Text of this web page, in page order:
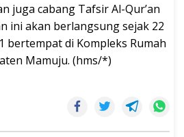
juga cabang Tafsir Al-Qur’an
ini akan berlangsung sejak 22
bertempat di Kompleks Rumah
Mamuju. (hms/*)